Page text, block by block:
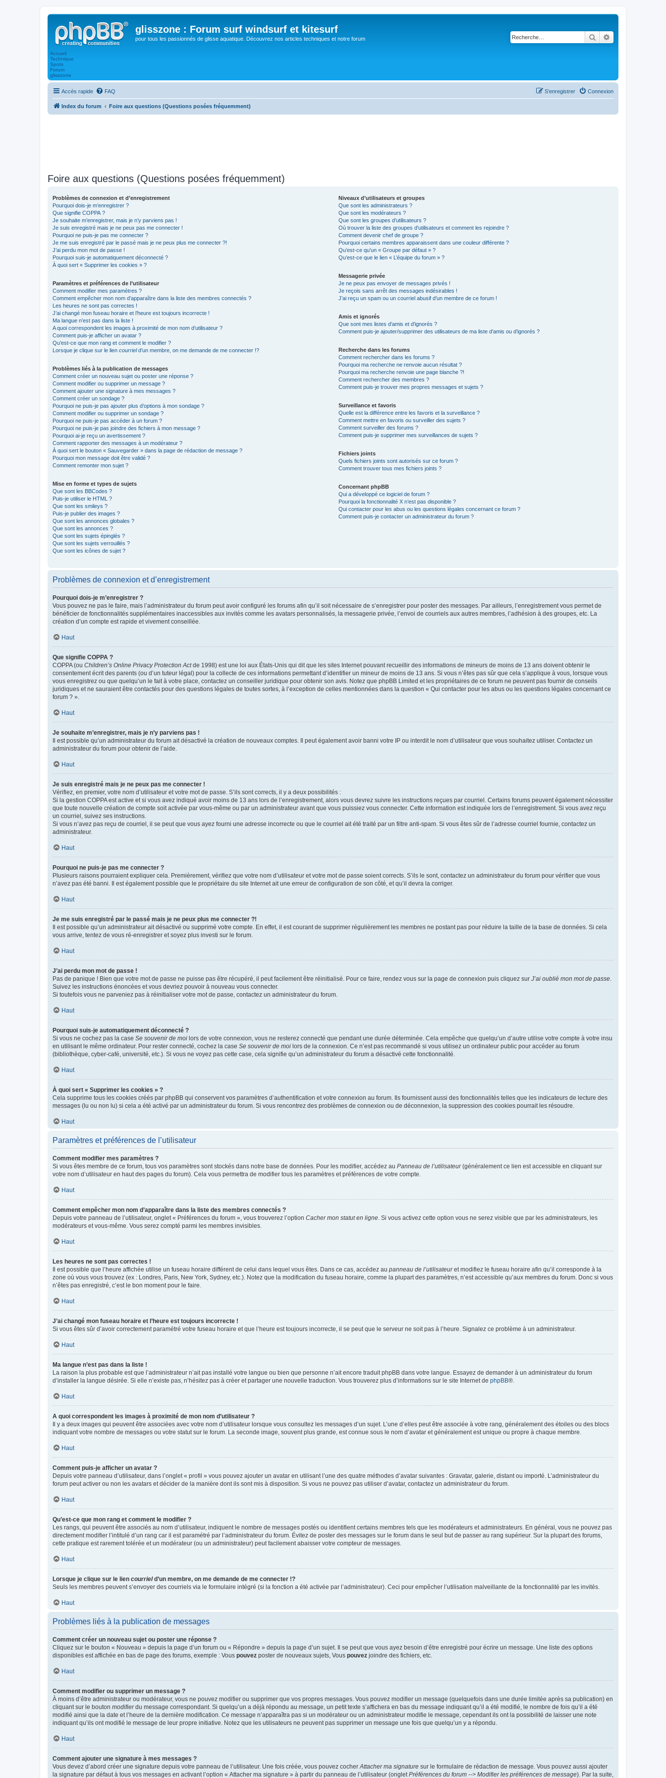
glisszone : Forum surf windsurf et kitesurf
pour tous les passionnés de glisse aquatique. Découvrez nos articles techniques et notre forum
Accueil
Technique
Spots
Forum
glisszone
Rechercher
Accès rapide FAQ Connexion
S’enregistrer
Index du forum Foire aux questions (Questions posées fréquemment)
Foire aux questions (Questions posées fréquemment)
Problèmes de connexion et d’enregistrement
Pourquoi dois-je m’enregistrer ?
Que signifie COPPA ?
Je souhaite m’enregistrer, mais je n’y parviens pas !
Je suis enregistré mais je ne peux pas me connecter !
Pourquoi ne puis-je pas me connecter ?
Je me suis enregistré par le passé mais je ne peux plus me connecter ?!
J’ai perdu mon mot de passe !
Pourquoi suis-je automatiquement déconnecté ?
À quoi sert « Supprimer les cookies » ?
Paramètres et préférences de l’utilisateur
Comment modifier mes paramètres ?
Comment empêcher mon nom d’apparaître dans la liste des membres connectés ?
Les heures ne sont pas correctes !
J’ai changé mon fuseau horaire et l’heure est toujours incorrecte !
Ma langue n’est pas dans la liste !
A quoi correspondent les images à proximité de mon nom d’utilisateur ?
Comment puis-je afficher un avatar ?
Qu’est-ce que mon rang et comment le modifier ?
Lorsque je clique sur le lien courrield’un membre, on me demande de me connecter !?
Problèmes liés à la publication de messages
Comment créer un nouveau sujet ou poster une réponse ?
Comment modifier ou supprimer un message ?
Comment ajouter une signature à mes messages ?
Comment créer un sondage ?
Pourquoi ne puis-je pas ajouter plus d’options à mon sondage ?
Comment modifier ou supprimer un sondage ?
Pourquoi ne puis-je pas accéder à un forum ?
Pourquoi ne puis-je pas joindre des fichiers à mon message ?
Pourquoi ai-je reçu un avertissement ?
Comment rapporter des messages à un modérateur ?
À quoi sert le bouton « Sauvegarder » dans la page de rédaction de message ?
Pourquoi mon message doit être validé ?
Comment remonter mon sujet ?
Mise en forme et types de sujets
Que sont les BBCodes ?
Puis-je utiliser le HTML ?
Que sont les smileys ?
Puis-je publier des images ?
Que sont les annonces globales ?
Que sont les annonces ?
Que sont les sujets épinglés ?
Que sont les sujets verrouillés ?
Que sont les icônes de sujet ?
Niveaux d’utilisateurs et groupes
Que sont les administrateurs ?
Que sont les modérateurs ?
Que sont les groupes d’utilisateurs ?
Où trouver la liste des groupes d’utilisateurs et comment les rejoindre ?
Comment devenir chef de groupe ?
Pourquoi certains membres apparaissent dans une couleur différente ?
Qu’est-ce qu’un « Groupe par défaut » ?
Qu’est-ce que le lien « L’équipe du forum » ?
Messagerie privée
Je ne peux pas envoyer de messages privés !
Je reçois sans arrêt des messages indésirables !
J’ai reçu un spam ou un courriel abusif d’un membre de ce forum !
Amis et ignorés
Que sont mes listes d’amis et d’ignorés ?
Comment puis-je ajouter/supprimer des utilisateurs de ma liste d’amis ou d’ignorés ?
Recherche dans les forums
Comment rechercher dans les forums ?
Pourquoi ma recherche ne renvoie aucun résultat ?
Pourquoi ma recherche renvoie une page blanche ?!
Comment rechercher des membres ?
Comment puis-je trouver mes propres messages et sujets ?
Surveillance et favoris
Quelle est la différence entre les favoris et la surveillance ?
Comment mettre en favoris ou surveiller des sujets ?
Comment surveiller des forums ?
Comment puis-je supprimer mes surveillances de sujets ?
Fichiers joints
Quels fichiers joints sont autorisés sur ce forum ?
Comment trouver tous mes fichiers joints ?
Concernant phpBB
Qui a développé ce logiciel de forum ?
Pourquoi la fonctionnalité X n’est pas disponible ?
Qui contacter pour les abus ou les questions légales concernant ce forum ?
Comment puis-je contacter un administrateur du forum ?
Problèmes de connexion et d’enregistrement
Pourquoi dois-je m’enregistrer ?
Vous pouvez ne pas le faire, mais l’administrateur du forum peut avoir configuré les forums afin qu’il soit nécessaire de s’enregistrer pour poster des messages. Par ailleurs, l’enregistrement vous permet de
bénéficier de fonctionnalités supplémentaires inaccessibles aux invités comme les avatars personnalisés, la messagerie privée, l’envoi de courriels aux autres membres, l’adhésion à des groupes, etc. La
création d’un compte est rapide et vivement conseillée.
Haut
Que signifie COPPA ?
COPPA (ou Children’s Online Privacy Protection Actde 1998) est une loi aux États-Unis qui dit que les sites Internet pouvant recueillir des informations de mineurs de moins de 13 ans doivent obtenir le
consentement écrit des parents (ou d’un tuteur légal) pour la collecte de ces informations permettant d’identifier un mineur de moins de 13 ans. Si vous n’êtes pas sûr que cela s’applique à vous, lorsque vous
vous enregistrez ou que quelqu’un le fait à votre place, contactez un conseiller juridique pour obtenir son avis. Notez que phpBB Limited et les propriétaires de ce forum ne peuvent pas fournir de conseils
juridiques et ne sauraient être contactés pour des questions légales de toutes sortes, à l’exception de celles mentionnées dans la question « Qui contacter pour les abus ou les questions légales concernant ce
forum ? ».
Haut
Je souhaite m’enregistrer, mais je n’y parviens pas !
Il est possible qu’un administrateur du forum ait désactivé la création de nouveaux comptes. Il peut également avoir banni votre IP ou interdit le nom d’utilisateur que vous souhaitez utiliser. Contactez un
administrateur du forum pour obtenir de l’aide.
Haut
Je suis enregistré mais je ne peux pas me connecter !
Vérifiez, en premier, votre nom d’utilisateur et votre mot de passe. S’ils sont corrects, il y a deux possibilités :
Si la gestion COPPA est active et si vous avez indiqué avoir moins de 13 ans lors de l’enregistrement, alors vous devrez suivre les instructions reçues par courriel. Certains forums peuvent également nécessiter
que toute nouvelle création de compte soit activée par vous-même ou par un administrateur avant que vous puissiez vous connecter. Cette information est indiquée lors de l’enregistrement. Si vous avez reçu
un courriel, suivez ses instructions.
Si vous n’avez pas reçu de courriel, il se peut que vous ayez fourni une adresse incorrecte ou que le courriel ait été traité par un filtre anti-spam. Si vous êtes sûr de l’adresse courriel fournie, contactez un
administrateur.
Haut
Pourquoi ne puis-je pas me connecter ?
Plusieurs raisons pourraient expliquer cela. Premièrement, vérifiez que votre nom d’utilisateur et votre mot de passe soient corrects. S’ils le sont, contactez un administrateur du forum pour vérifier que vous
n’avez pas été banni. Il est également possible que le propriétaire du site Internet ait une erreur de configuration de son côté, et qu’il devra la corriger.
Haut
Je me suis enregistré par le passé mais je ne peux plus me connecter ?!
Il est possible qu’un administrateur ait désactivé ou supprimé votre compte. En effet, il est courant de supprimer régulièrement les membres ne postant pas pour réduire la taille de la base de données. Si cela
vous arrive, tentez de vous ré-enregistrer et soyez plus investi sur le forum.
Haut
J’ai perdu mon mot de passe !
Pas de panique ! Bien que votre mot de passe ne puisse pas être récupéré, il peut facilement être réinitialisé. Pour ce faire, rendez vous sur la page de connexion puis cliquez sur J’ai oublié mon mot de passe
Suivez les instructions énoncées et vous devriez pouvoir à nouveau vous connecter.
Si toutefois vous ne parveniez pas à réinitialiser votre mot de passe, contactez un administrateur du forum.
Haut
Pourquoi suis-je automatiquement déconnecté ?
Si vous ne cochez pas la case Se souvenir de moi lors de votre connexion, vous ne resterez connecté que pendant une durée déterminée. Cela empêche que quelqu’un d’autre utilise votre compte à votre insu
en utilisant le même ordinateur. Pour rester connecté, cochez la case Se souvenir de moi lors de la connexion. Ce n’est pas recommandé si vous utilisez un ordinateur public pour accéder au forum
(bibliothèque, cyber-café, université, etc.). Si vous ne voyez pas cette case, cela signifie qu’un administrateur du forum a désactivé cette fonctionnalité.
Haut
À quoi sert « Supprimer les cookies » ?
Cela supprime tous les cookies créés par phpBB qui conservent vos paramètres d’authentification et votre connexion au forum. Ils fournissent aussi des fonctionnalités telles que les indicateurs de lecture des
messages (lu ou non lu) si cela a été activé par un administrateur du forum. Si vous rencontrez des problèmes de connexion ou de déconnexion, la suppression des cookies pourrait les résoudre.
Haut
Paramètres et préférences de l’utilisateur
Comment modifier mes paramètres ?
Si vous êtes membre de ce forum, tous vos paramètres sont stockés dans notre base de données. Pour les modifier, accédez au Panneau de l’utilisateur(généralement ce lien est accessible en cliquant sur
votre nom d’utilisateur en haut des pages du forum). Cela vous permettra de modifier tous les paramètres et préférences de votre compte.
Haut
Comment empêcher mon nom d’apparaître dans la liste des membres connectés ?
Depuis votre panneau de l’utilisateur, onglet « Préférences du forum », vous trouverez l’option Cacher mon statut en ligne . Si vous activez cette option vous ne serez visible que par les administrateurs, les
modérateurs et vous-même. Vous serez compté parmi les membres invisibles.
Haut
Les heures ne sont pas correctes !
Il est possible que l’heure affichée utilise un fuseau horaire différent de celui dans lequel vous êtes. Dans ce cas, accédez au panneau de l’utilisateuret modifiez le fuseau horaire afin qu’il corresponde à la
zone où vous vous trouvez (ex : Londres, Paris, New York, Sydney, etc.). Notez que la modification du fuseau horaire, comme la plupart des paramètres, n’est accessible qu’aux membres du forum. Donc si vous
n’êtes pas enregistré, c’est le bon moment pour le faire.
Haut
J’ai changé mon fuseau horaire et l’heure est toujours incorrecte !
Si vous êtes sûr d’avoir correctement paramétré votre fuseau horaire et que l’heure est toujours incorrecte, il se peut que le serveur ne soit pas à l’heure. Signalez ce problème à un administrateur.
Haut
Ma langue n’est pas dans la liste !
La raison la plus probable est que l’administrateur n’ait pas installé votre langue ou bien que personne n’ait encore traduit phpBB dans votre langue. Essayez de demander à un administrateur du forum
d’installer la langue désirée. Si elle n’existe pas, n’hésitez pas à créer et partager une nouvelle traduction. Vous trouverez plus d’informations sur le site Internet de phpBB®.
Haut
A quoi correspondent les images à proximité de mon nom d’utilisateur ?
Il y a deux images qui peuvent être associées avec votre nom d’utilisateur lorsque vous consultez les messages d’un sujet. L’une d’elles peut être associée à votre rang, généralement des étoiles ou des blocs
indiquant votre nombre de messages ou votre statut sur le forum. La seconde image, souvent plus grande, est connue sous le nom d’avatar et généralement est unique ou propre à chaque membre.
Haut
Comment puis-je afficher un avatar ?
Depuis votre panneau d’utilisateur, dans l’onglet « profil » vous pouvez ajouter un avatar en utilisant l’une des quatre méthodes d’avatar suivantes : Gravatar, galerie, distant ou importé. L’administrateur du
forum peut activer ou non les avatars et décider de la manière dont ils sont mis à disposition. Si vous ne pouvez pas utiliser d’avatar, contactez un administrateur du forum.
Haut
Qu’est-ce que mon rang et comment le modifier ?
Les rangs, qui peuvent être associés au nom d’utilisateur, indiquent le nombre de messages postés ou identifient certains membres tels que les modérateurs et administrateurs. En général, vous ne pouvez pas
directement modifier l’intitulé d’un rang car il est paramétré par l’administrateur du forum. Évitez de poster des messages sur le forum dans le seul but de passer au rang supérieur. Sur la plupart des forums,
cette pratique est rarement tolérée et un modérateur (ou un administrateur) peut facilement abaisser votre compteur de messages.
Haut
Lorsque je clique sur le lien courrield’un membre, on me demande de me connecter !?
Seuls les membres peuvent s’envoyer des courriels via le formulaire intégré (si la fonction a été activée par l’administrateur). Ceci pour empêcher l’utilisation malveillante de la fonctionnalité par les invités.
Haut
Problèmes liés à la publication de messages
Comment créer un nouveau sujet ou poster une réponse ?
Cliquez sur le bouton « Nouveau » depuis la page d’un forum ou « Répondre » depuis la page d’un sujet. Il se peut que vous ayez besoin d’être enregistré pour écrire un message. Une liste des options
disponibles est affichée en bas de page des forums, exemple : Vous pouvez poster de nouveaux sujets, Vous pouvez joindre des fichiers, etc.
Haut
Comment modifier ou supprimer un message ?
À moins d’être administrateur ou modérateur, vous ne pouvez modifier ou supprimer que vos propres messages. Vous pouvez modifier un message (quelquefois dans une durée limitée après sa publication) en
cliquant sur le bouton modifierdu message correspondant. Si quelqu’un a déjà répondu au message, un petit texte s’affichera en bas du message indiquant qu’il a été modifié, le nombre de fois qu’il a été
modifié ainsi que la date et l’heure de la dernière modification. Ce message n’apparaîtra pas si un modérateur ou un administrateur modifie le message, cependant ils ont la possibilité de laisser une note
indiquant qu’ils ont modifié le message de leur propre initiative. Notez que les utilisateurs ne peuvent pas supprimer un message une fois que quelqu’un y a répondu.
Haut
Comment ajouter une signature à mes messages ?
Vous devez d’abord créer une signature depuis votre panneau de l’utilisateur. Une fois créée, vous pouvez cocher Attacher ma signature sur le formulaire de rédaction de message. Vous pouvez aussi ajouter
la signature par défaut à tous vos messages en activant l’option « Attacher ma signature » à partir du panneau de l’utilisateur (onglet Préférences du forum --> Modifier les préférences de message). Par la suite,